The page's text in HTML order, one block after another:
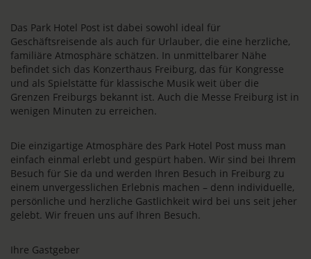
Das Park Hotel Post ist dabei sowohl ideal für
Geschäftsreisende als auch für Urlauber, die eine herzliche,
familiäre Atmosphäre schätzen. In unmittelbarer Nähe
befindet sich das Konzerthaus Freiburg, das für Kongresse
und als Spielstätte für klassische Musik weit über die
Grenzen Freiburgs bekannt ist. Auch die Messe Freiburg ist in
wenigen Minuten zu erreichen.
Die einzigartige Atmosphäre des Park Hotel Post muss man
einfach einmal erlebt und gespürt haben. Wir sind bei Ihrem
Besuch für Sie da und werden Ihren Besuch in Freiburg zu
einem unvergesslichen Erlebnis machen – denn individuelle,
persönliche und herzliche Gastlichkeit wird bei uns seit jeher
gelebt. Wir freuen uns auf Ihren Besuch.
Ihre Gastgeber